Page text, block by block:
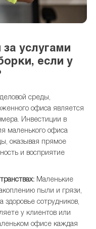
услугами
если у
среды,
офиса является
Инвестиции в
маленького офиса
оказывая прямое
и восприятие
Маленькие
пыли и грязи,
сотрудников,
у клиентов или
офисе каждая